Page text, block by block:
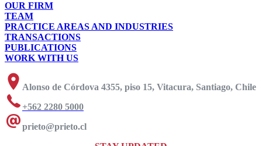
OUR FIRM
TEAM
PRACTICE AREAS AND INDUSTRIES
TRANSACTIONS
PUBLICATIONS
WORK WITH US
Alonso de Córdova 4355, piso 15, Vitacura, Santiago, Chile
+562 2280 5000
prieto@prieto.cl